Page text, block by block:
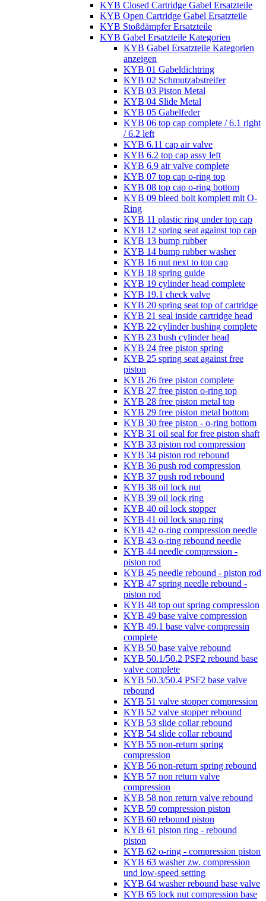
KYB Closed Cartridge Gabel Ersatzteile
KYB Open Cartridge Gabel Ersatzteile
KYB Stoßdämpfer Ersatzteile
KYB Gabel Ersatzteile Kategorien
KYB Gabel Ersatzteile Kategorien
anzeigen
KYB 01 Gabeldichtring
KYB 02 Schmutzabstreifer
KYB 03 Piston Metal
KYB 04 Slide Metal
KYB 05 Gabelfeder
KYB 06 top cap complete / 6.1 right
/ 6.2 left
KYB 6.11 cap air valve
KYB 6.2 top cap assy left
KYB 6.9 air valve complete
KYB 07 top cap o-ring top
KYB 08 top cap o-ring bottom
KYB 09 bleed bolt komplett mit O-
Ring
KYB 11 plastic ring under top cap
KYB 12 spring seat against top cap
KYB 13 bump rubber
KYB 14 bump rubber washer
KYB 16 nut next to top cap
KYB 18 spring guide
KYB 19 cylinder head complete
KYB 19.1 check valve
KYB 20 spring seat top of cartridge
KYB 21 seal inside cartridge head
KYB 22 cylinder bushing complete
KYB 23 bush cylinder head
KYB 24 free piston spring
KYB 25 spring seat against free
piston
KYB 26 free piston complete
KYB 27 free piston o-ring top
KYB 28 free piston metal top
KYB 29 free piston metal bottom
KYB 30 free piston - o-ring bottom
KYB 31 oil seal for free piston shaft
KYB 33 piston rod compression
KYB 34 piston rod rebound
KYB 36 push rod compression
KYB 37 push rod rebound
KYB 38 oil lock nut
KYB 39 oil lock ring
KYB 40 oil lock stopper
KYB 41 oil lock snap ring
KYB 42 o-ring compression needle
KYB 43 o-ring rebound needle
KYB 44 needle compression -
piston rod
KYB 45 needle rebound - piston rod
KYB 47 spring needle rebound -
piston rod
KYB 48 top out spring compression
KYB 49 base valve compression
KYB 49.1 base valve compressin
complete
KYB 50 base valve rebound
KYB 50.1/50.2 PSF2 rebound base
valve complete
KYB 50.3/50.4 PSF2 base valve
rebound
KYB 51 valve stopper compression
KYB 52 valve stopper rebound
KYB 53 slide collar rebound
KYB 54 slide collar rebound
KYB 55 non-return spring
compression
KYB 56 non-return spring rebound
KYB 57 non return valve
compression
KYB 58 non return valve rebound
KYB 59 compression piston
KYB 60 rebound piston
KYB 61 piston ring - rebound
piston
KYB 62 o-ring - compression piston
KYB 63 washer zw. compression
und low-speed setting
KYB 64 washer rebound base valve
KYB 65 lock nut compression base